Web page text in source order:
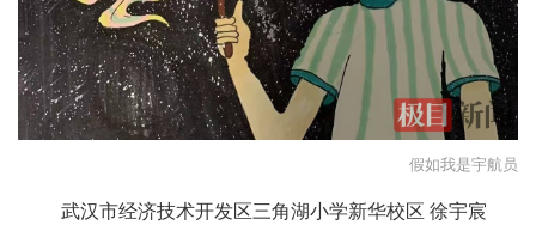
房产
消费
创意
假如我是宇航员
武汉市经济技术开发区三角湖小学新华校区 徐宇宸